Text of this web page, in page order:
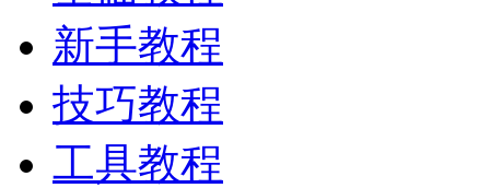
新手教程
技巧教程
工具教程